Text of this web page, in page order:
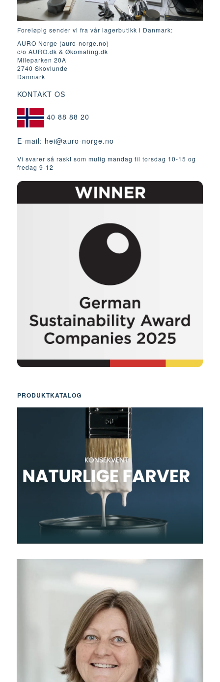
Foreløpig sender vi fra vår lagerbutikk i Danmark:
AURO Norge (auro-norge.no)
c/o AURO.dk & Økomaling.dk
Mileparken 20A
2740 Skovlunde
Danmark
KONTAKT OS
40 88 88 20
E-mail: hei@auro-norge.no
Vi svarer så raskt som mulig mandag til torsdag 10-15 og
fredag ​​9-12
PRODUKTKATALOG